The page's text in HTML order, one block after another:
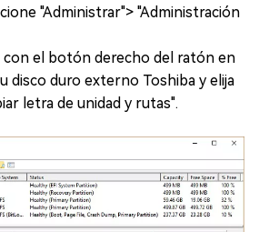
"Administrar"> "Administración
con el botón derecho del ratón en
disco duro externo Toshiba y elija
letra de unidad y rutas".